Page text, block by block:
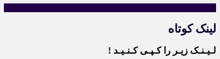
×
لینک کوتاه
لـیـنـک زیـر را کـپـی کـنـیـد !